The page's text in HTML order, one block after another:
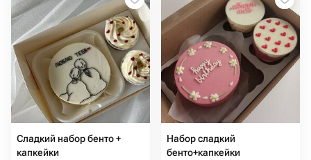
Сладкий набор бенто +
капкейки
Набор сладкий
бенто+капкейки